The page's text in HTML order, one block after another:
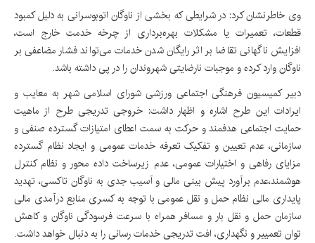
وی خاطرنشان کرد: در شرایطی که بخشی از ناوگان اتوبوسرانی به دلیل کمبود
قطعات، تعمیرات یا مشکلات بهره‌برداری از چرخه خدمت خارج است،
افزایش ناگهانی تقاضا بر اثر رایگان شدن خدمات می‌تواند فشار مضاعفی بر
ناوگان وارد کرده و موجبات نارضایتی شهروندان را در پی داشته باشد.
دبیر کمیسیون فرهنگی اجتماعی ورزشی شورای اسلامی شهر به معایب و
ایرادات این طرح اشاره و اظهار داشت: خروجی تدریجی طرح از ماهیت
حمایت اجتماعی هدفمند و حرکت به سمت اعطای امتیازات گسترده صنفی و
سازمانی، عدم تعیین و تفکیک تعرفه خدمات عمومی و ایجاد نظام گسترده
مزایای رفاهی و اختیارات عمومی، عدم زیرساخت داده محور و نظام کنترل
هوشمند،عدم برآورد پیش بینی مالی و آسیب جدی به ناوگان تاکسی، تهدید
پایداری مالی نظام حمل و نقل عمومی با توجه به کسری منابع درآمدی مالی
سازمان حمل و نقل بار و مسافر همراه با سرعت فرسودگی ناوگان و کاهش
توان تعمییر و نگهداری، افت تدریجی خدمات رسانی را به دنبال خواهد داشت.